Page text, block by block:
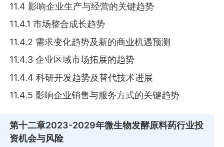
11.4 影响企业生产与经营的关键趋势
11.4.1 市场整合成长趋势
11.4.2 需求变化趋势及新的商业机遇预测
11.4.3 企业区域市场拓展的趋势
11.4.4 科研开发趋势及替代技术进展
11.4.5 影响企业销售与服务方式的关键趋势
第十二章2023-2029年微生物发酵原料药行业投
资机会与风险